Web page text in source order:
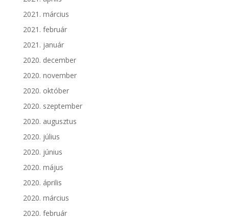
2021. március
2021. február
2021. január
2020. december
2020. november
2020. október
2020. szeptember
2020. augusztus
2020. július
2020. június
2020. május
2020. április
2020. március
2020. február